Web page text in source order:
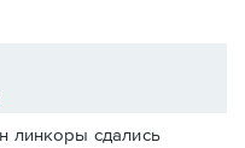
линкоры сдались